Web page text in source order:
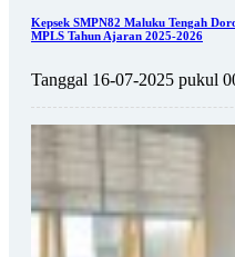
Kepsek SMPN82 Maluku Tengah
MPLS Tahun Ajaran 2025-2026
Tanggal 16-07-2025 pukul